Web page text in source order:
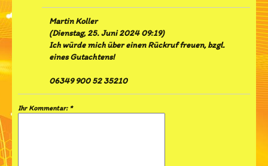
Martin Koller
(Dienstag, 25. Juni 2024 09:19)
Ich würde mich über einen Rückruf freuen, bzgl.
eines Gutachtens!
06349 900 52 35210
Ihr Kommentar: *